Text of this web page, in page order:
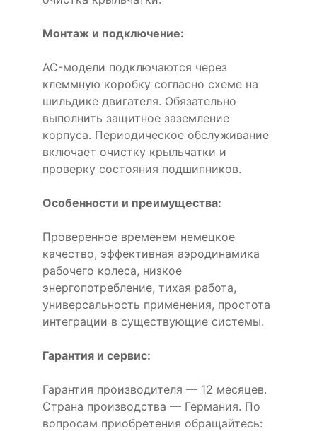
Монтаж и подключение:
AC-модели подключаются через
клеммную коробку согласно схеме на
шильдике двигателя. Обязательно
выполнить защитное заземление
корпуса. Периодическое обслуживание
включает очистку крыльчатки и
проверку состояния подшипников.
Особенности и преимущества:
Проверенное временем немецкое
качество, эффективная аэродинамика
рабочего колеса, низкое
энергопотребление, тихая работа,
универсальность применения, простота
интеграции в существующие системы.
Гарантия и сервис:
Гарантия производителя — 12 месяцев.
Страна производства — Германия. По
вопросам приобретения обращайтесь: